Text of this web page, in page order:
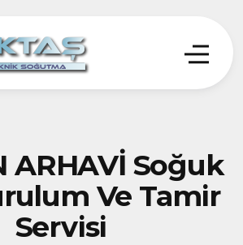
ARHAVİ Soğuk
Ve Tamir
Servisi